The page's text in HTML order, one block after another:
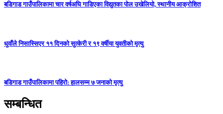
बडिगाड गाउँपालिकामा चार वर्षअघि गाडिएका विद्युतका पोल उखेलियो, स्थानीय आक्रोशित
धुवाँले निसास्सिएर ११ दिनको सुत्केरी र १९ वर्षीया युवतीको मृत्यु
बडिगाड गाउँपालिकामा पहिरो: हालसम्म ७ जनाको मृत्यु
सम्बन्धित